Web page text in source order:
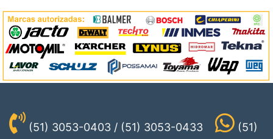
(51) 3053-0403 / (51) 3053-0433
(51)